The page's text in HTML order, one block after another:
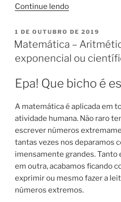
Continue lendo“Matemática
Aritmética.
Divisão
exata
aproximada
de
números.”
PUBLICADO
EM
1 DE OUTUBRO DE 2019
Matemática –
exponencial ou
Epa! Que bicho é
A matemática é aplicada em
atividade humana. Não raro
escrever números
tantas vezes nos deparamos
imensamente grandes. Tanto
em outra, acabamos ficando
exprimir ou mesmo fazer a
números extremos.